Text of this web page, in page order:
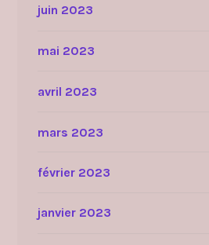
juin 2023
mai 2023
avril 2023
mars 2023
février 2023
janvier 2023